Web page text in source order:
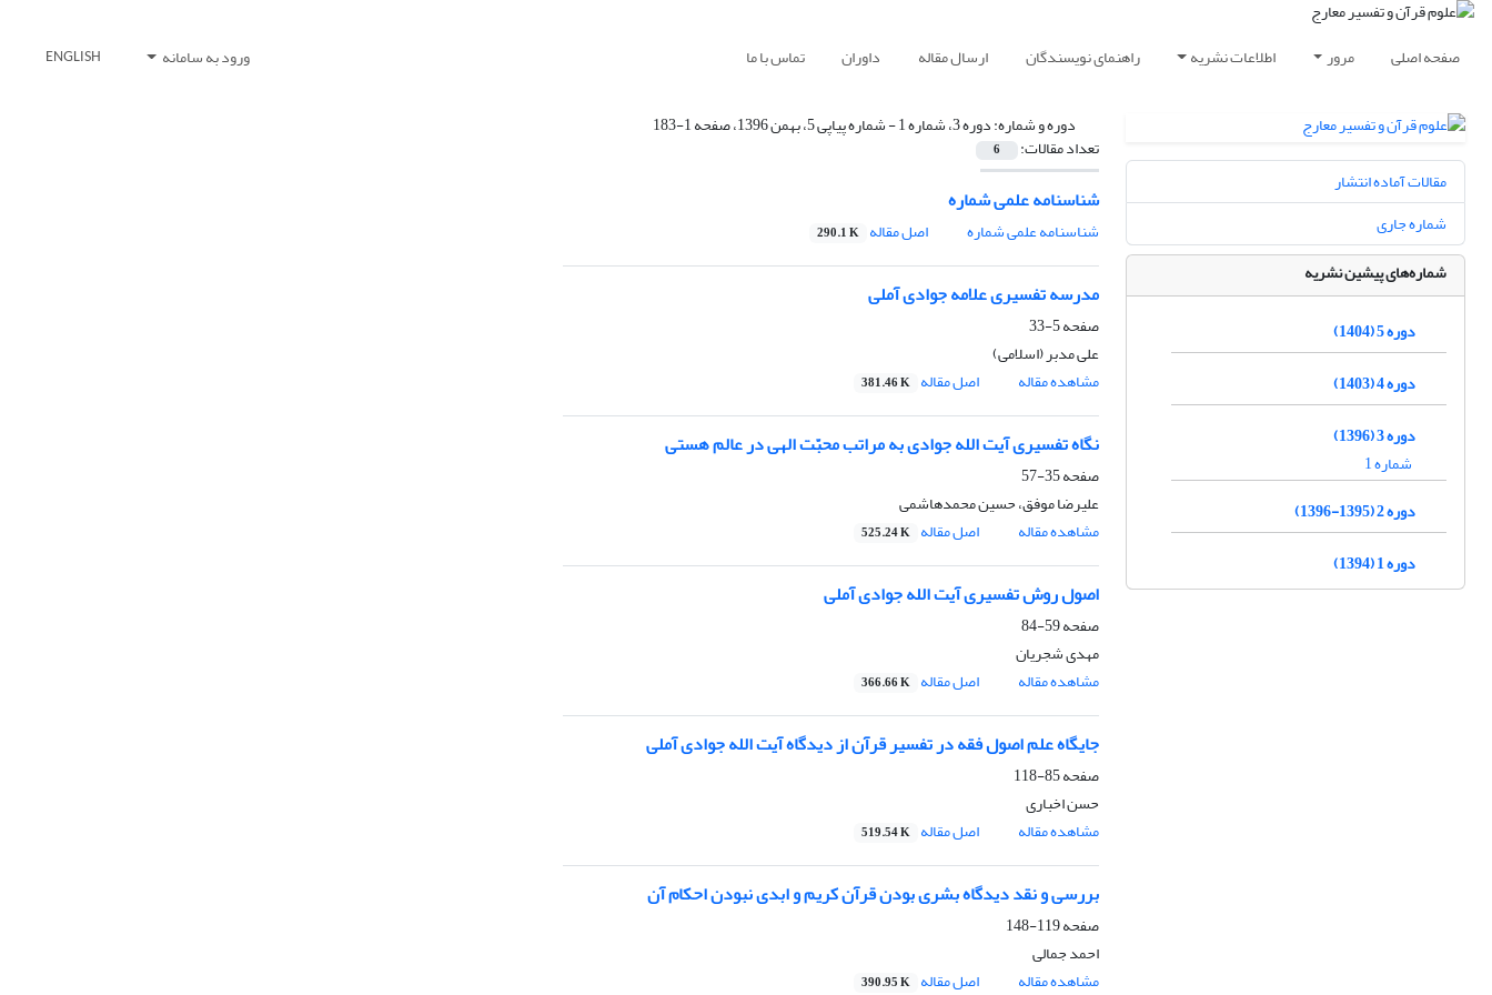
صفحه اصلی مرور اطلاعات نشریه راهنمای نویسندگان ارسال مقاله داوران تماس با ما ورود به سامانه ENGLISH
دوره و شماره:دوره 3، شماره 1 - شماره پیاپی 5، بهمن 1396، صفحه 1-183
تعداد مقالات: 6
شناسنامه علمی شماره
شناسنامه علمی شماره اصل مقاله 290.1 K
مدرسه تفسیری علامه جوادی آملی
صفحه5-33
علی مدبر (اسلامی)
مشاهده مقاله
اصل مقاله 381.46 K
نگاه تفسیری آیت الله جوادی به مراتب محبّت الهی در عالم هستی
صفحه35-57
علیرضا موفق، حسین محمدهاشمی
مشاهده مقاله
اصل مقاله 525.24 K
اصول روش تفسیری آیت الله جوادی آملی
صفحه59-84
مهدی شجریان
مشاهده مقاله
اصل مقاله 366.66 K
جایگاه علم اصول فقه در تفسیر قرآن از دیدگاه آیت الله جوادی آملی
صفحه85-118
حسن اخباری
مشاهده مقاله
اصل مقاله 519.54 K
بررسی و نقد دیدگاه بشری بودن قرآن کریم و ابدی نبودن احکام آن
صفحه119-148
احمد جمالی
مشاهده مقاله
اصل مقاله 390.95 K
مقالات آماده انتشار
شماره جاری
شماره‌های پیشین نشریه
دوره 5 (1404)
دوره 4 (1403)
دوره 3 (1396)
شماره 1
دوره 2 (1395-1396)
دوره 1 (1394)